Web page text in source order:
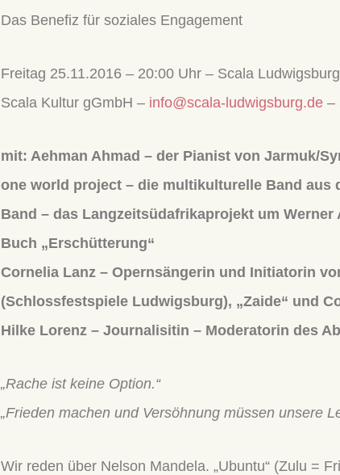
Das Benefiz für soziales Engagement
Freitag 25.11.2016 – 20:00 Uhr – Scala
Scala Kultur gGmbH – info@scala-ludwigsburg.de –
mit: Aehman Ahmad – der Pianist von Jarmuk/
one world project – die multikulturelle Band aus
Band – das Langzeitsüdafrikaprojekt um
Buch „Erschütterung“
Cornelia Lanz – Opernsängerin und Initiatorin
(Schlossfestspiele Ludwigsburg), „Zaide“ und
Hilke Lorenz – Journalisitin – Moderatorin des
„Rache ist keine Option.“
„Frieden machen und Versöhnung müssen unsere
Wir reden über Nelson Mandela. „Ubuntu“ (Zulu =